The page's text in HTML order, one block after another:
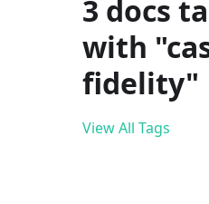
3 docs
with
fidelity"
View All Tags